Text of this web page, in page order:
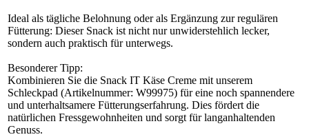
Ideal als tägliche Belohnung oder als Ergänzung zur regulären
Fütterung: Dieser Snack ist nicht nur unwiderstehlich lecker,
sondern auch praktisch für unterwegs.
Besonderer Tipp:
Kombinieren Sie die Snack IT Käse Creme mit unserem
Schleckpad (Artikelnummer: W99975) für eine noch spannendere
und unterhaltsamere Fütterungserfahrung. Dies fördert die
natürlichen Fressgewohnheiten und sorgt für langanhaltenden
Genuss.